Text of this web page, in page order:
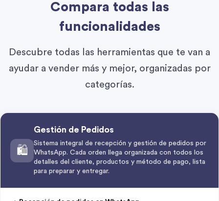
Compara todas las
funcionalidades
Descubre todas las herramientas que te van a
ayudar a vender más y mejor, organizadas por
categorías.
🛍️
Gestión de Pedidos
Sistema integral de recepción y gestión de pedidos por
WhatsApp. Cada orden llega organizada con todos los
detalles del cliente, productos y método de pago, lista
para preparar y entregar.